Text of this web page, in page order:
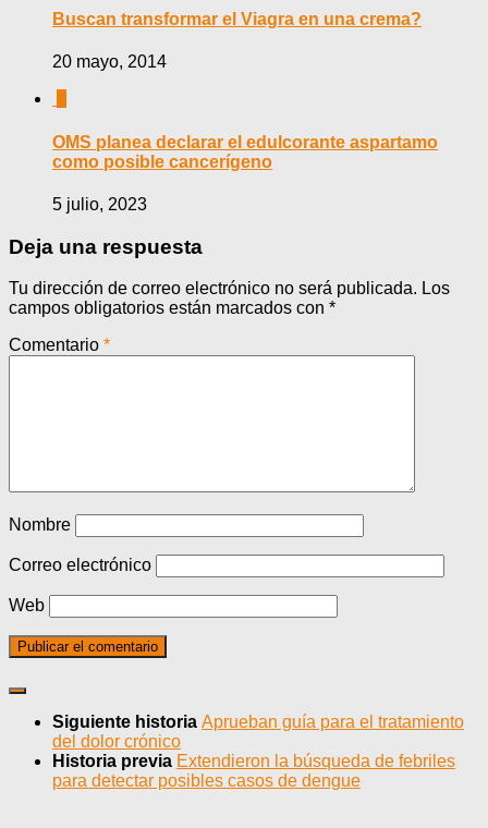
Buscan transformar el Viagra en una crema?
20 mayo, 2014
OMS planea declarar el edulcorante aspartamo
como posible cancerígeno
5 julio, 2023
Deja una respuesta
Tu dirección de correo electrónico no será publicada. Los
campos obligatorios están marcados con *
Comentario *
Nombre
Correo electrónico
Web
Siguiente historia Aprueban guía para el tratamiento
del dolor crónico
Historia previa Extendieron la búsqueda de febriles
para detectar posibles casos de dengue